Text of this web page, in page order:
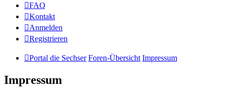
FAQ
Kontakt
Anmelden
Registrieren
Portal die Sechser Foren-Übersicht Impressum
Impressum